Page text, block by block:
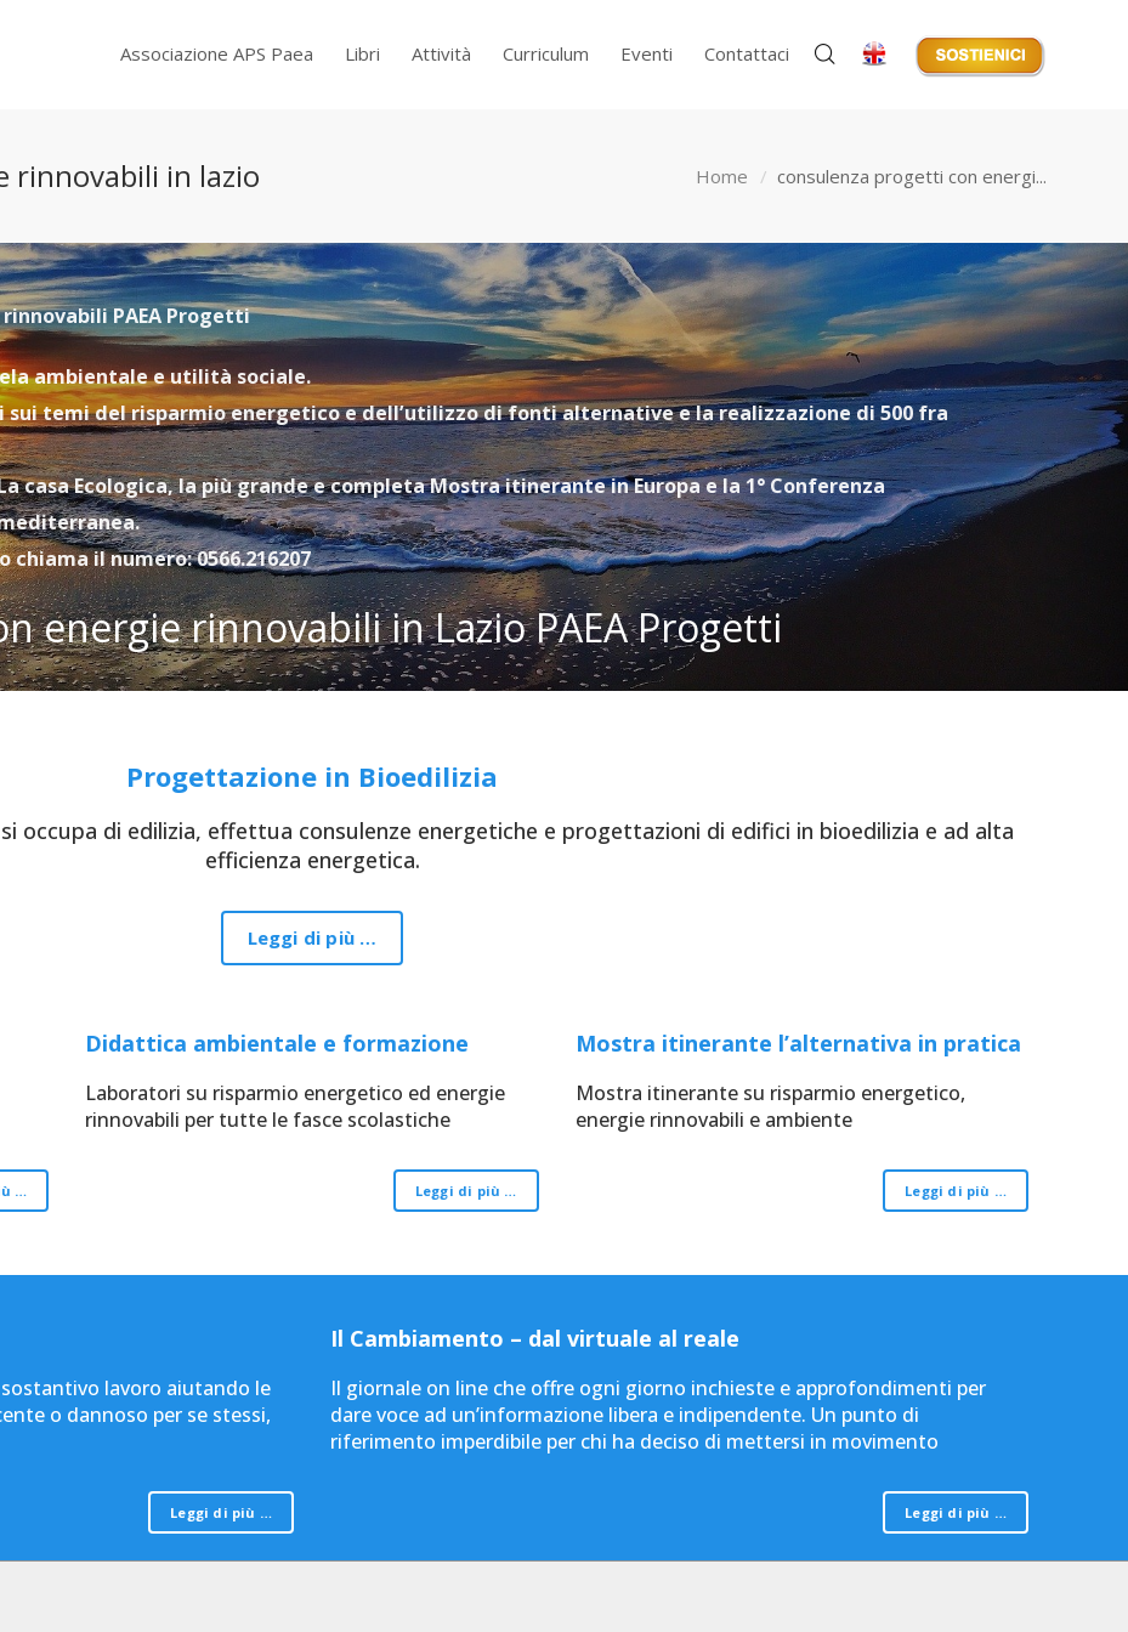
Associazione APS Paea Libri Attività Curriculum Eventi Contattaci
rinnovabili in lazio Home consulenza progetti con energi...
PAEA Progetti
ambientale e utilità sociale.
temi del risparmio energetico e dell’utilizzo di fonti alternative e la realizzazione di 500 fra
casa Ecologica, la più grande e completa Mostra itinerante in Europa e la 1° Conferenza
il numero: 0566.216207
energie rinnovabili in Lazio PAEA Progetti
Progettazione in Bioedilizia
occupa di edilizia, effettua consulenze energetiche e progettazioni di edifici in bioedilizia e ad alta
efficienza energetica.
Leggi di più …
…
Didattica ambientale e formazione
Laboratori su risparmio energetico ed energie
rinnovabili per tutte le fasce scolastiche
Leggi di più …
Mostra itinerante l’alternativa in pratica
Mostra itinerante su risparmio energetico,
energie rinnovabili e ambiente
Leggi di più …
lavoro aiutando le
o dannoso per se stessi,
Leggi di più …
Il Cambiamento – dal virtuale al reale
Il giornale on line che offre ogni giorno inchieste e approfondimenti per
dare voce ad un’informazione libera e indipendente. Un punto di
riferimento imperdibile per chi ha deciso di mettersi in movimento
Leggi di più …